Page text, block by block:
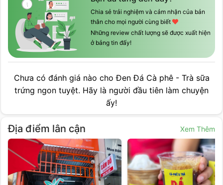
Chia sẻ trải nghiệm và cảm nhận của bản
thân cho mọi người cùng biết
Những review chất lượng sẽ được xuất hiện
ở bảng tin đấy!
Chưa có đánh giá nào choĐen Đá Cà phê - Trà sữa
trứng ngon tuyệt. Hãy là người đầu tiên làm chuyện
ấy!
Địa điểm lân cận Xem Thêm